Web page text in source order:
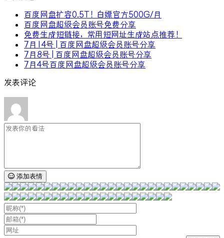
百度网盘扩容0.5T！白嫖官方500G/月
百度网盘超级会员账号免费分享
免费生成短链接，常用短网址生成站点推荐！
7月14号 | 百度网盘超级会员账号分享
7月8号 | 百度网盘超级会员账号分享
7月4号百度网盘超级会员账号分享
发表评论
添加表情